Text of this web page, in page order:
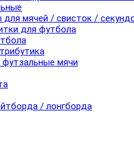
для мячей / свисток /
для футбола
мячи
/ лонгборда